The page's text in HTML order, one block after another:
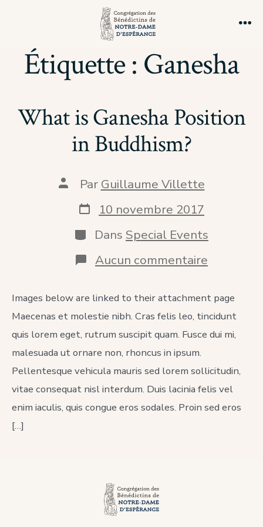
contenu
Étiquette : Ganesha
What is Ganesha Position
in Buddhism?
Auteur
publication
Par Guillaume Villette
Date
de
publication
10 novembre 2017
Catégories
Dans Special Events
Aucun commentaire
What
Ganesha
Position
in
Images below are linked to their attachment page
Maecenas et molestie nibh. Cras felis leo, tincidunt
quis lorem eget, rutrum suscipit quam. Fusce dui mi,
malesuada ut ornare non, rhoncus in ipsum.
Pellentesque vehicula mauris sed lorem sollicitudin,
vitae consequat nisl interdum. Duis lacinia felis vel
enim iaculis, quis congue eros sodales. Proin sed eros
[…]